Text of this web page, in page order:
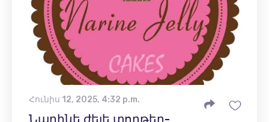
Հունիս 12, 2025, 4:32 p.m.
Նարինե ժելե տորթեր-